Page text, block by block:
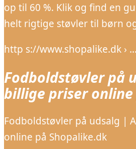
op til 60 %. Klik og find en
helt rigtige støvler til børn
http s://www.shopalike.dk ›
Fodboldstøvler på
billige priser
Fodboldstøvler på udsalg |
online på Shopalike.dk